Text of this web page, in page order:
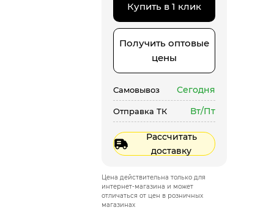
Купить в 1 клик
Получить оптовые
цены
Самовывоз Сегодня
Отправка ТК Вт/Пт
Рассчитать
доставку
Цена действительна только для
интернет-магазина и может
отличаться от цен в розничных
магазинах